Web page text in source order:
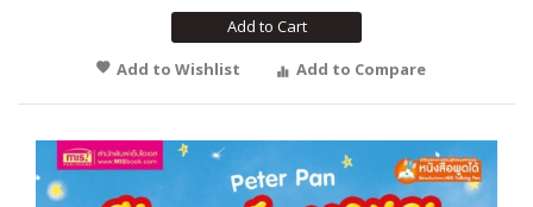
Add to Cart
Add to Wishlist
Add to Compare